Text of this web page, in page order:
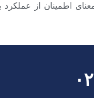
اطمینان از عملکرد